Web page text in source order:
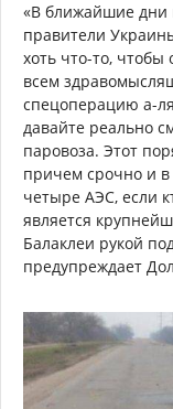
«В ближайшие дни
правители
хоть что-то,
всем
спецоперацию а-
давайте реально
паровоза. Этот
причем срочно и
четыре АЭС, если
является
Балаклеи рукой
предупреждает